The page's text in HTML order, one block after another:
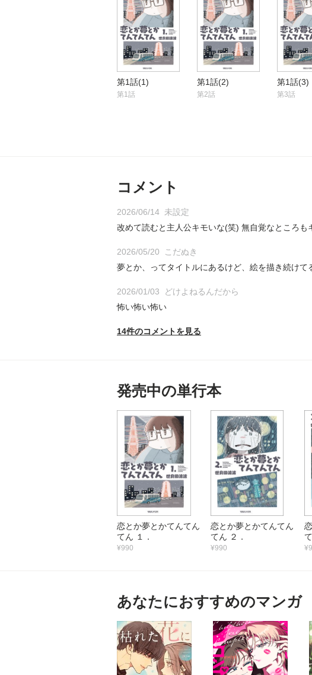
第1話(1)
第1話
第1話(2)
第2話
第1話(3)
第3話
コメント
2026/06/14 未設定
改めて読むと主人公キモいな(笑) 無自覚なところも
2026/05/20
こだぬき
夢とか、ってタイトルにあるけど、絵を描き続け
2026/01/03
どけよねるんだから
怖い怖い怖い
14件のコメントを見る
発売中の単行本
恋とか夢とかてんてん
てん １．
¥990
恋とか夢とかてんてん
てん ２．
¥990
あなたにおすすめのマンガ